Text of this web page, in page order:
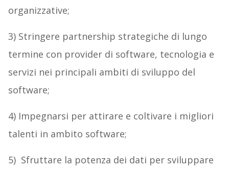
organizzative;
3) Stringere partnership strategiche di lungo
termine con provider di software, tecnologia e
servizi nei principali ambiti di sviluppo del
software;
4) Impegnarsi per attirare e coltivare i migliori
talenti in ambito software;
5) Sfruttare la potenza dei dati per sviluppare